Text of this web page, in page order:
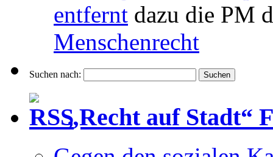
entfernt dazu die PM
Menschenrecht
Suchen nach:
„Recht auf Stadt“